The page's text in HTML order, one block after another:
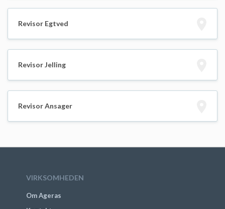
Revisor Egtved
Revisor Jelling
Revisor Ansager
VIRKSOMHEDEN
Om Ageras